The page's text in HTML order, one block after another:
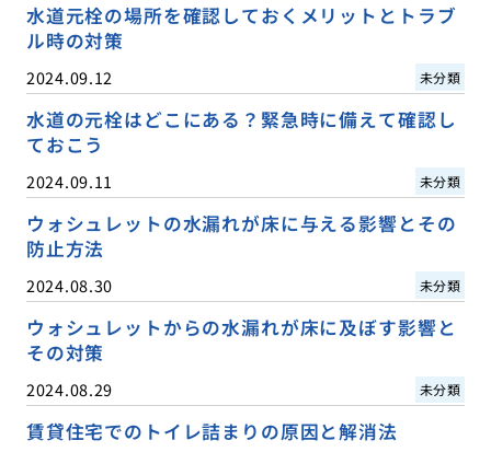
水道元栓の場所を確認しておくメリットとトラブ
ル時の対策
2024.09.12 未分類
水道の元栓はどこにある？緊急時に備えて確認し
ておこう
2024.09.11 未分類
ウォシュレットの水漏れが床に与える影響とその
防止方法
2024.08.30 未分類
ウォシュレットからの水漏れが床に及ぼす影響と
その対策
2024.08.29 未分類
賃貸住宅でのトイレ詰まりの原因と解消法